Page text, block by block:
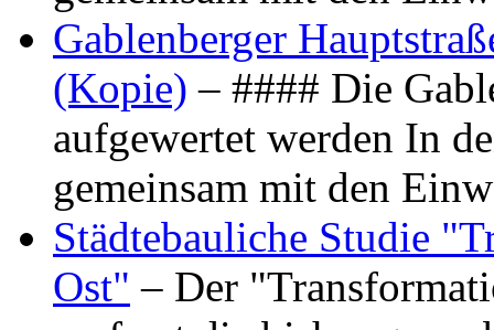
Gablenberger
(Kopie) – #### Die
aufgewertet werden In
gemeinsam mit den
Städtebauliche Studie
Ost" – Der